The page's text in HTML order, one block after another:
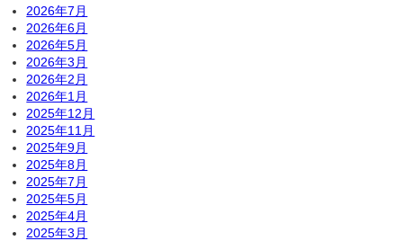
2026年7月
2026年6月
2026年5月
2026年3月
2026年2月
2026年1月
2025年12月
2025年11月
2025年9月
2025年8月
2025年7月
2025年5月
2025年4月
2025年3月